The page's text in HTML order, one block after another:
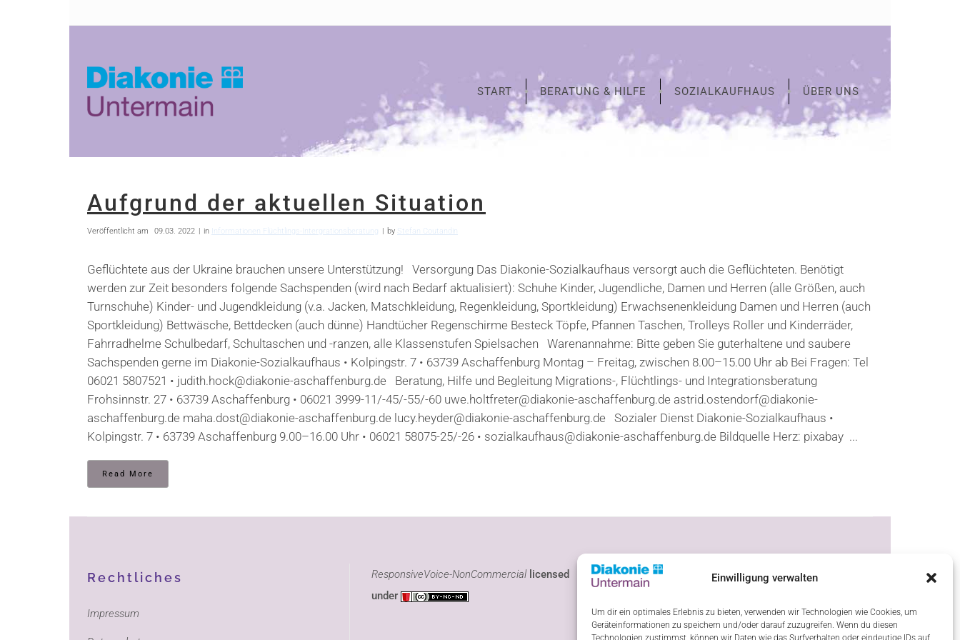
Einwilligung verwalten
Um dir ein optimales Erlebnis zu bieten, verwenden wir Technologien wie Cookies, um
Geräteinformationen zu speichern und/oder darauf zuzugreifen. Wenn du diesen
Technologien zustimmst, können wir Daten wie das Surfverhalten oder eindeutige IDs auf
START BERATUNG & HILFE SOZIALKAUFHAUS ÜBER UNS
Aufgrund der aktuellen Situation
Veröffentlicht am 09.03. 2022 in Informationen Flüchtlings-Intergrationsberatung by Stefan Coutandin
Geflüchtete aus der Ukraine brauchen unsere Unterstützung! Versorgung Das Diakonie-Sozialkaufhaus versorgt auch die Geflüchteten. Benötigt
werden zur Zeit besonders folgende Sachspenden (wird nach Bedarf aktualisiert): Schuhe Kinder, Jugendliche, Damen und Herren (alle Größen, auch
Turnschuhe) Kinder- und Jugendkleidung (v.a. Jacken, Matschkleidung, Regenkleidung, Sportkleidung) Erwachsenenkleidung Damen und Herren (auch
Sportkleidung) Bettwäsche, Bettdecken (auch dünne) Handtücher Regenschirme Besteck Töpfe, Pfannen Taschen, Trolleys Roller und Kinderräder,
Fahrradhelme Schulbedarf, Schultaschen und -ranzen, alle Klassenstufen Spielsachen Warenannahme: Bitte geben Sie guterhaltene und saubere
Sachspenden gerne im Diakonie-Sozialkaufhaus • Kolpingstr. 7 • 63739 Aschaffenburg Montag – Freitag, zwischen 8.00–15.00 Uhr ab Bei Fragen: Tel
06021 5807521 • judith.hock@diakonie-aschaffenburg.de Beratung, Hilfe und Begleitung Migrations-, Flüchtlings- und Integrationsberatung
Frohsinnstr. 27 • 63739 Aschaffenburg • 06021 3999-11/-45/-55/-60 uwe.holtfreter@diakonie-aschaffenburg.de astrid.ostendorf@diakonie-
aschaffenburg.de maha.dost@diakonie-aschaffenburg.de lucy.heyder@diakonie-aschaffenburg.de Sozialer Dienst Diakonie-Sozialkaufhaus •
Kolpingstr. 7 • 63739 Aschaffenburg 9.00–16.00 Uhr • 06021 58075-25/-26 • sozialkaufhaus@diakonie-aschaffenburg.de Bildquelle Herz: pixabay ...
Read More
Rechtliches
Impressum
ResponsiveVoice-NonCommerciallicensed
under